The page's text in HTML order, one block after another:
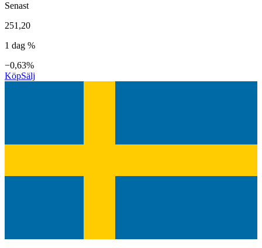
Senast
251,20
1 dag %
−0,63%
KöpSälj